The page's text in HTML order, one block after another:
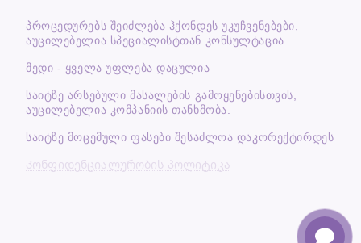
ᲞᲠᲝᲪᲔᲓᲣᲠᲔᲑᲡ ᲨᲔᲘᲫᲚᲔᲑᲐ ᲰᲥᲝᲜᲓᲔᲡ ᲣᲙᲣᲩᲕᲔᲜᲔᲑᲔᲑᲘ,
ᲐᲣᲪᲘᲚᲔᲑᲔᲚᲘᲐ ᲡᲞᲔᲪᲘᲐᲚᲘᲡᲢᲗᲐᲜ ᲙᲝᲜᲡᲣᲚᲢᲐᲪᲘᲐ
მედი - ყველა უფლება დაცულია
საიტზე არსებული მასალების გამოყენებისთვის,
აუცილებელია კომპანიის თანხმობა.
საიტზე მოცემული ფასები შესაძლოა დაკორექტირდეს
Კონფიდენციალურობის პოლიტიკა